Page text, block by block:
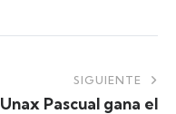
SIGUIENTE
Unax Pascual gana el